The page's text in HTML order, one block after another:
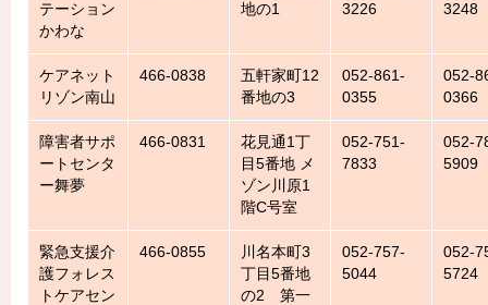
テーション
かわな
地の1
3226
3248
ケアネット
リゾン南山
466-0838
五軒家町12
番地の3
052-861-
0355
052-
0366
障害者サポ
ートセンタ
ー舞夢
466-0831
花見通1丁
目5番地 メ
ゾン川原1
階C号室
052-751-
7833
052-
5909
緊急支援介
護フォレス
トケアセン
466-0855
川名本町3
丁目5番地
の2 第一
052-757-
5044
052-
5724